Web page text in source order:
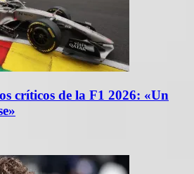
críticos de la F1 2026: «Un